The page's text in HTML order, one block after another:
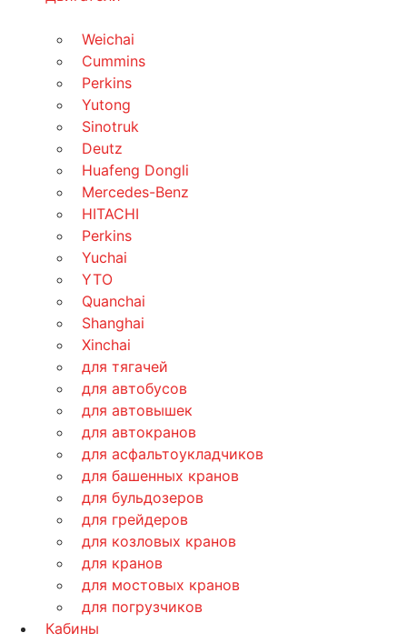
Weichai
Cummins
Perkins
Yutong
Sinotruk
Deutz
Huafeng Dongli
Mercedes-Benz
HITACHI
Perkins
Yuchai
YTO
Quanchai
Shanghai
Xinchai
для тягачей
для автобусов
для автовышек
для автокранов
для асфальтоукладчиков
для башенных кранов
для бульдозеров
для грейдеров
для козловых кранов
для кранов
для мостовых кранов
для погрузчиков
Кабины